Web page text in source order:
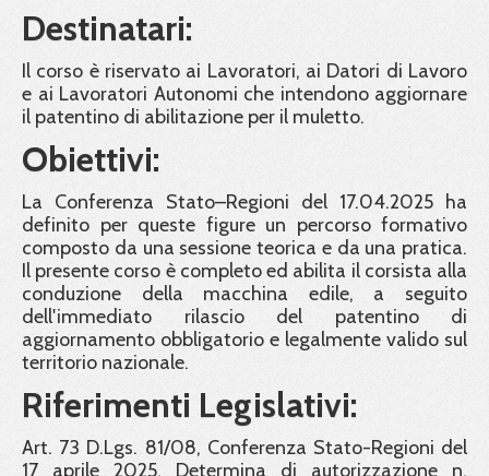
Destinatari:
Il corso è riservato ai Lavoratori, ai Datori di Lavoro
e ai Lavoratori Autonomi che intendono aggiornare
il patentino di abilitazione per il muletto.
Obiettivi:
La Conferenza Stato–Regioni del 17.04.2025 ha
definito per queste figure un percorso formativo
composto da una sessione teorica e da una pratica.
Il presente corso è completo ed abilita il corsista alla
conduzione della macchina edile, a seguito
dell'immediato rilascio del patentino di
aggiornamento obbligatorio e legalmente valido sul
territorio nazionale.
Riferimenti Legislativi:
Art. 73 D.Lgs. 81/08, Conferenza Stato-Regioni del
17 aprile 2025, Determina di autorizzazione n.